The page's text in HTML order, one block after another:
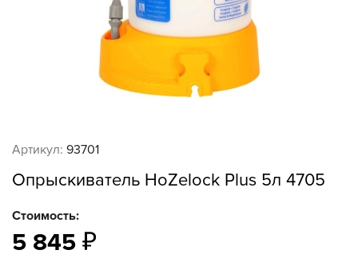
Артикул: 93701
Опрыскиватель HoZelock Plus 5л 4705
Стоимость:
5 845